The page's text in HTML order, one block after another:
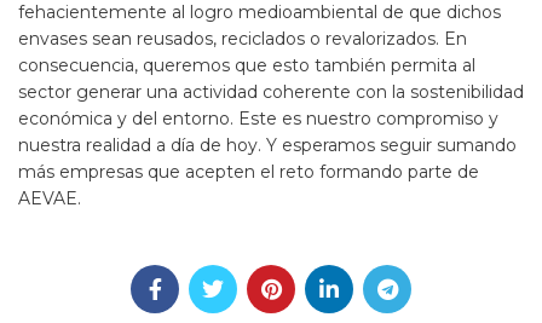
fehacientemente al logro medioambiental de que dichos
envases sean reusados, reciclados o revalorizados. En
consecuencia, queremos que esto también permita al
sector generar una actividad coherente con la sostenibilidad
económica y del entorno. Este es nuestro compromiso y
nuestra realidad a día de hoy. Y esperamos seguir sumando
más empresas que acepten el reto formando parte de
AEVAE.